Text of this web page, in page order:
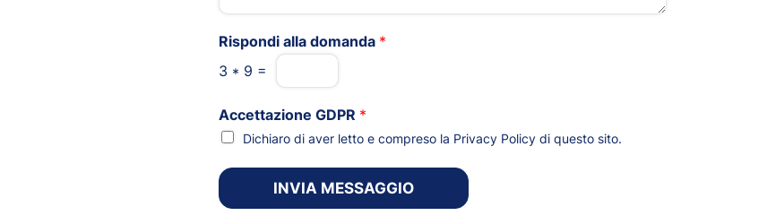
Rispondi alla domanda *
3 * 9 =
Accettazione GDPR *
Dichiaro di aver letto e compreso la Privacy Policy di questo sito.
INVIA MESSAGGIO